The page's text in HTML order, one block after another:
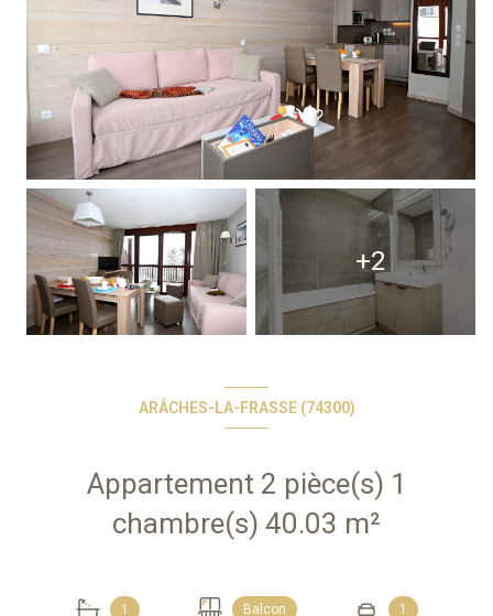
+2
ARÂCHES-LA-FRASSE (74300)
Appartement 2 pièce(s) 1
chambre(s) 40.03 m²
1 Balcon 1